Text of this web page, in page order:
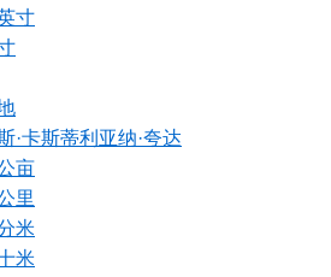
寸
·卡斯蒂利亚纳·夸达
亩
里
米
米